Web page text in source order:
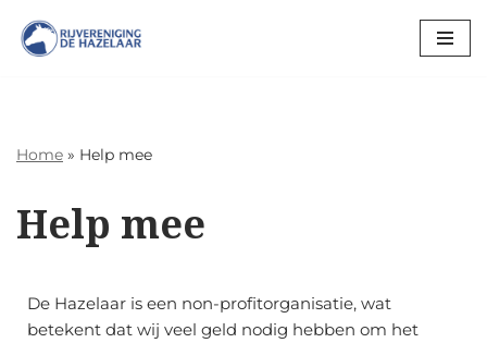
Ga
Home » Help mee
Help mee
De Hazelaar is een non-profitorganisatie, wat
betekent dat wij veel geld nodig hebben om het